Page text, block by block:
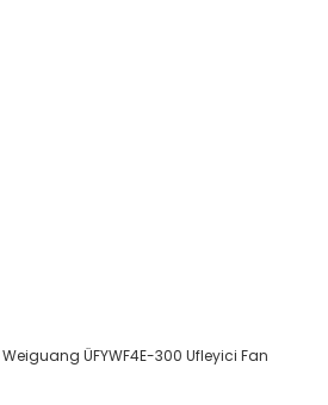
Weiguang ÜFYWF4E-300 Ufleyici Fan